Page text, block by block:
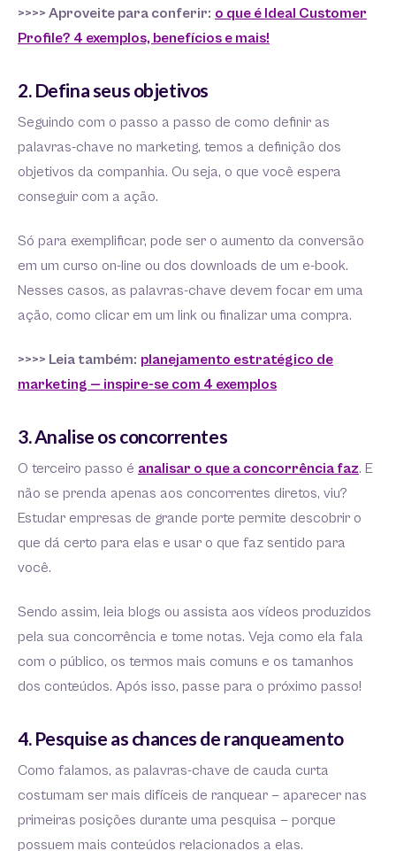
>>>> Aproveite para conferir: o que é Ideal Customer
Profile? 4 exemplos, benefícios e mais!
2. Defina seus objetivos
Seguindo com o passo a passo de como definir as
palavras-chave no marketing, temos a definição dos
objetivos da companhia. Ou seja, o que você espera
conseguir com a ação.
Só para exemplificar, pode ser o aumento da conversão
em um curso on-line ou dos downloads de um e-book.
Nesses casos, as palavras-chave devem focar em uma
ação, como clicar em um link ou finalizar uma compra.
>>>> Leia também: planejamento estratégico de
marketing — inspire-se com 4 exemplos
3. Analise os concorrentes
O terceiro passo é analisar o que a concorrência faz. E
não se prenda apenas aos concorrentes diretos, viu?
Estudar empresas de grande porte permite descobrir o
que dá certo para elas e usar o que faz sentido para
você.
Sendo assim, leia blogs ou assista aos vídeos produzidos
pela sua concorrência e tome notas. Veja como ela fala
com o público, os termos mais comuns e os tamanhos
dos conteúdos. Após isso, passe para o próximo passo!
4. Pesquise as chances de ranqueamento
Como falamos, as palavras-chave de cauda curta
costumam ser mais difíceis de ranquear — aparecer nas
primeiras posições durante uma pesquisa — porque
possuem mais conteúdos relacionados a elas.